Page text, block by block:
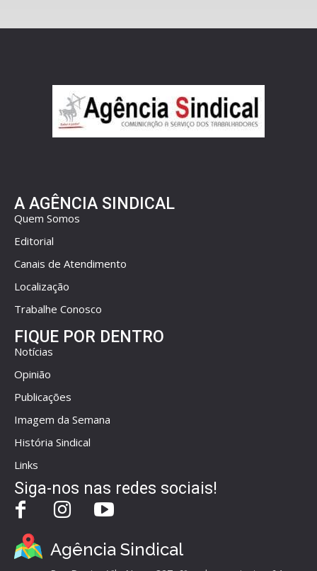
A AGÊNCIA SINDICAL
Quem Somos
Editorial
Canais de Atendimento
Localização
Trabalhe Conosco
FIQUE POR DENTRO
Notícias
Opinião
Publicações
Imagem da Semana
História Sindical
Links
Siga-nos nas redes sociais!
Agência Sindical